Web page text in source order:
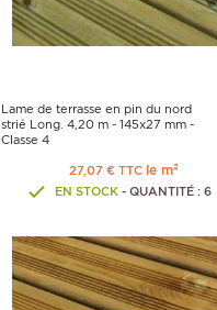
Lame de terrasse en pin du nord
strié Long. 4,20 m - 145x27 mm -
Classe 4
27,07 € TTC le m²
EN STOCK - QUANTITÉ : 6